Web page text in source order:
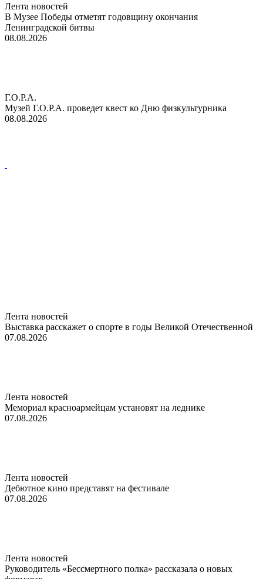
Лента новостей
В Музее Победы отметят годовщину окончания
Ленинградской битвы
08.08.2026
Г.О.Р.А.
Музей Г.О.Р.А. проведет квест ко Дню физкультурника
08.08.2026
Лента новостей
Выставка расскажет о спорте в годы Великой Отечественной
07.08.2026
Лента новостей
Мемориал красноармейцам установят на леднике
07.08.2026
Лента новостей
Дебютное кино представят на фестивале
07.08.2026
Лента новостей
Руководитель «Бессмертного полка» рассказала о новых